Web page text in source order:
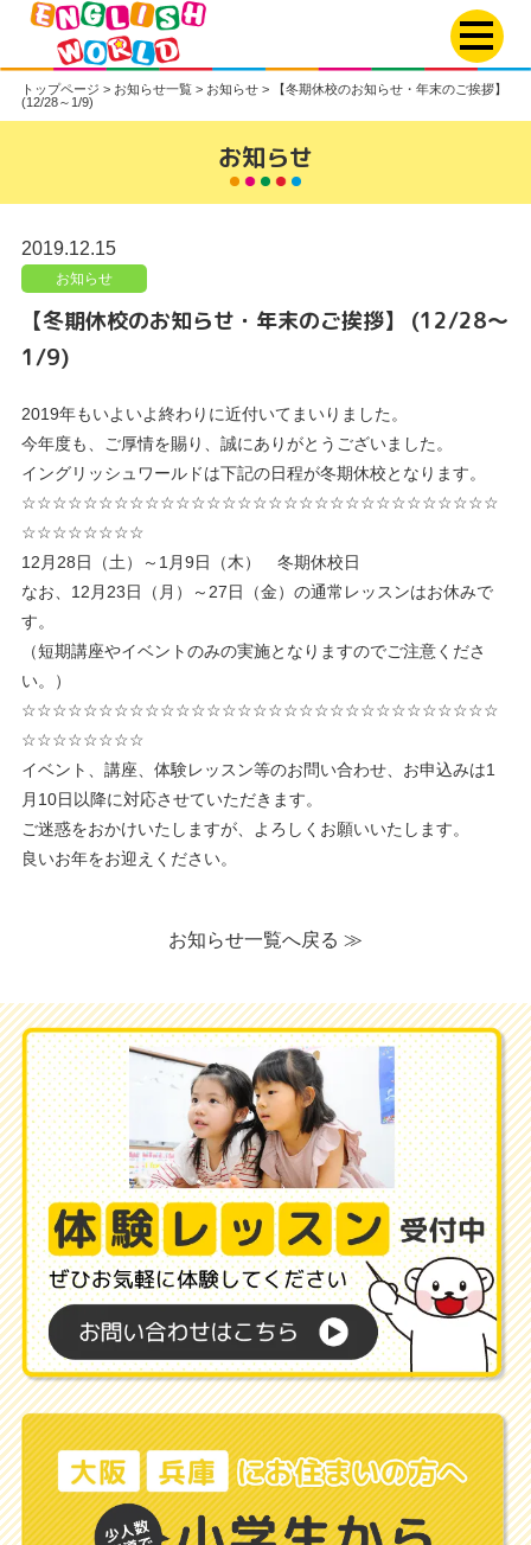
トップページ > お知らせ一覧> お知らせ>
【冬期休校のお知らせ・年末のご挨拶】
(12/28～1/9)
お知らせ
2019.12.15
お知らせ
【冬期休校のお知らせ・年末のご挨拶】 (12/28～
1/9)
2019年もいよいよ終わりに近付いてまいりました。
今年度も、ご厚情を賜り、誠にありがとうございました。
イングリッシュワールドは下記の日程が冬期休校となります。
☆☆☆☆☆☆☆☆☆☆☆☆☆☆☆☆☆☆☆☆☆☆☆☆☆☆☆☆☆☆☆
☆☆☆☆☆☆☆☆
12月28日（土）～1月9日（木） 冬期休校日
なお、12月23日（月）～27日（金）の通常レッスンはお休みで
す。
（短期講座やイベントのみの実施となりますのでご注意くださ
い。）
☆☆☆☆☆☆☆☆☆☆☆☆☆☆☆☆☆☆☆☆☆☆☆☆☆☆☆☆☆☆☆
☆☆☆☆☆☆☆☆
イベント、講座、体験レッスン等のお問い合わせ、お申込みは1
月10日以降に対応させていただきます。
ご迷惑をおかけいたしますが、よろしくお願いいたします。
良いお年をお迎えください。
お知らせ一覧へ戻る ≫